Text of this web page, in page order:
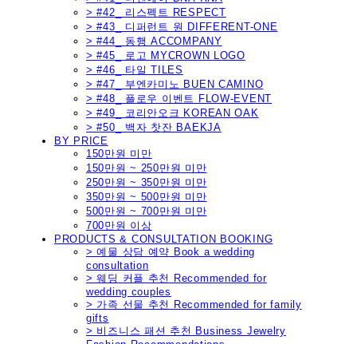
> #42_ 리스펙트 RESPECT
> #43_ 디퍼런트 원 DIFFERENT-ONE
> #44_ 동행 ACCOMPANY
> #45_ 로고 MYCROWN LOGO
> #46_ 타일 TILES
> #47_ 부엔카미노 BUEN CAMINO
> #48_ 플로우 이벤트 FLOW-EVENT
> #49_ 코리안오크 KOREAN OAK
> #50_ 백자 찻잔 BAEKJA
BY PRICE
150만원 미만
150만원 ~ 250만원 미만
250만원 ~ 350만원 미만
350만원 ~ 500만원 미만
500만원 ~ 700만원 미만
700만원 이상
PRODUCTS & CONSULTATION BOOKING
> 예물 상담 예약 Book a wedding
consultation
> 웨딩 커플 추천 Recommended for
wedding couples
> 가족 선물 추천 Recommended for family
gifts
> 비즈니스 패션 추천 Business Jewelry